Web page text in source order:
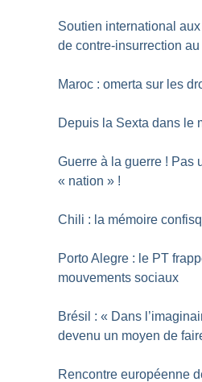
Soutien international
de contre-insurrection
Maroc : omerta sur les
Depuis la Sexta dans le
Guerre à la guerre ! Pas
« nation » !
Chili : la mémoire
Porto Alegre : le PT
mouvements sociaux
Brésil : « Dans
devenu un moyen de
Rencontre européenne